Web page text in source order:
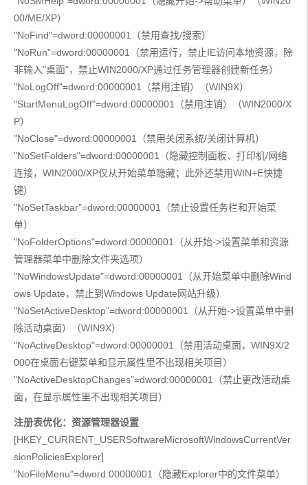
00/ME/XP）
"NoFind"=dword:00000001（禁用查找/搜索）
"NoRun"=dword:00000001（禁用运行，禁止IE访问本地资源，除
非输入"桌面"，禁止WIN2000/XP通过任务管理器创建新任务）
"NoLogOff"=dword:00000001（禁用注销）（WIN9X）
"StartMenuLogOff"=dword:00000001（禁用注销）（WIN2000/X
P）
"NoClose"=dword:00000001（禁用关闭系统/关闭计算机）
"NoSetFolders"=dword:00000001（隐藏控制面板、打印机/网络
连接，WIN2000/XP仅从开始菜单隐藏；此外还禁用WIN+E快捷
键）
"NoSetTaskbar"=dword:00000001（禁止设置任务栏和开始菜
单）
"NoFolderOptions"=dword:00000001（从开始->设置菜单和资源
管理器菜单中删除文件夹选项）
"NoWindowsUpdate"=dword:00000001（从开始菜单中删除Wind
ows Update，禁止到Windows Update网站升级）
"NoSetActiveDesktop"=dword:00000001（从开始->设置菜单中删
除活动桌面）（WIN9X）
"NoActiveDesktop"=dword:00000001（禁用活动桌面，WIN9X/2
000在桌面右键菜单和显示属性里不出现相关项目）
"NoActiveDesktopChanges"=dword:00000001（禁止更改活动桌
面，在显示属性里不出现相关项目）
注册表优化：资源管理器设置
[HKEY_CURRENT_USERSoftwareMicrosoftWindowsCurrentVer
sionPoliciesExplorer]
"NoFileMenu"=dword:00000001（隐藏Explorer中的文件菜单）